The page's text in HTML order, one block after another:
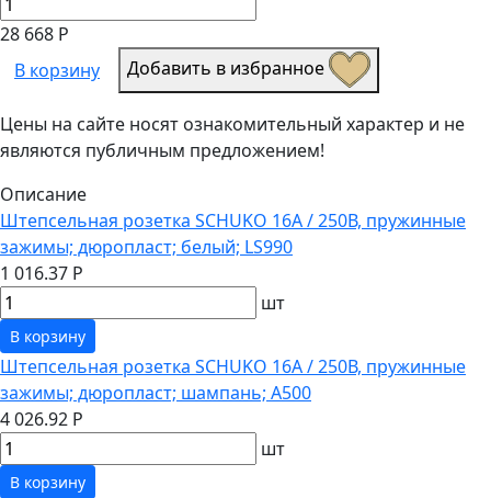
28 668 Р
В корзину
Добавить в избранное
Цены на сайте носят ознакомительный характер и не
являются публичным предложением!
Описание
Штепсельная розетка SCHUKO 16А / 250В, пружинные
зажимы; дюропласт; белый; LS990
1 016.37 Р
шт
В корзину
Штепсельная розетка SCHUKO 16А / 250В, пружинные
зажимы; дюропласт; шампань; A500
4 026.92 Р
шт
В корзину